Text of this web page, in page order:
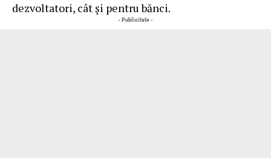
dezvoltatori, cât și pentru bănci.
- Publicitate -